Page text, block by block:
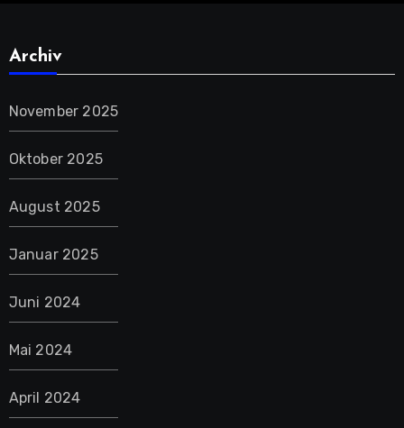
Archiv
November 2025
Oktober 2025
August 2025
Januar 2025
Juni 2024
Mai 2024
April 2024